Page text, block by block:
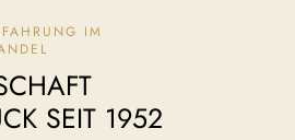
IM
SEIT 1952